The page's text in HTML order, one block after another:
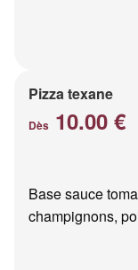
Pizza texane
Dès 10.00 €
Base sauce
champignons,